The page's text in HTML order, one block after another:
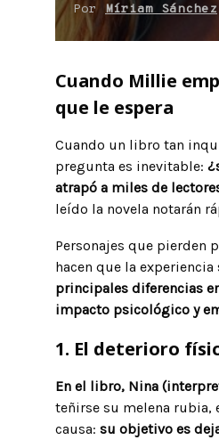
Por Míriam Sánchez
Cuando Millie
que le espera
Cuando un libro tan
pregunta es inevitable:
atrapó a miles de
leído la novela notarán
Personajes que pierden
hacen que la
principales diferencias
impacto psicológico y
1. El deterioro
En el libro, Nina
teñirse su melena rubia,
causa: su objetivo es